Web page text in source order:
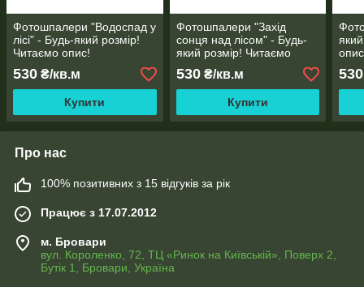
Фотошпалери "Водоспад у
лісі" - Будь-який розмір!
Читаємо опис!
530 ₴/кв.м
Купити
Фотошпалери "Захід
сонця над лісом" - Будь-
який розмір! Читаємо
опис!
530₴/кв.м
Купити
530
Про нас
100% позитивних з 15 відгуків за рік
Працює з 17.07.2012
м. Бровари
вул. Короленко, 72, ТЦ «Ринок на Київській», Поверх 2,
Бутік 1, Бровари, Україна